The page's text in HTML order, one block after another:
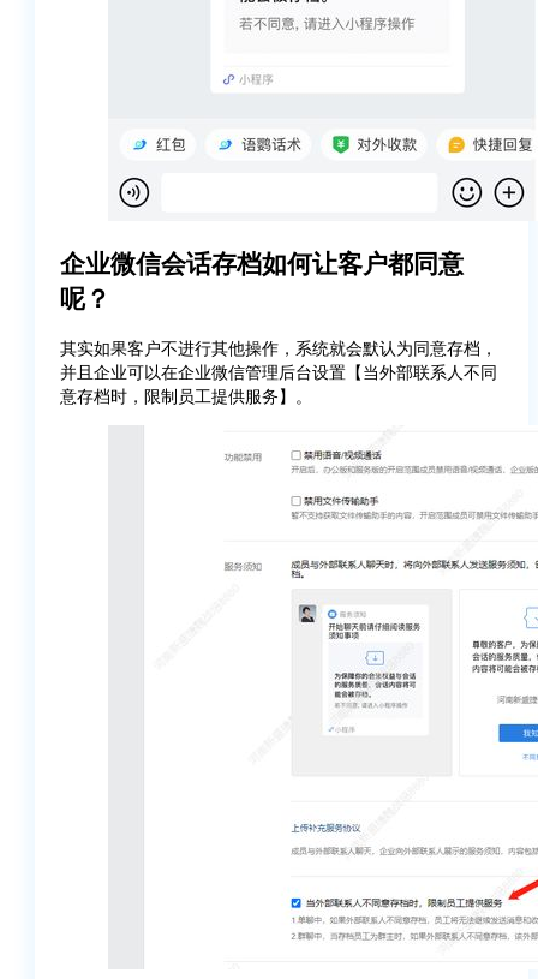
企业微信会话存档如何让客户都同意
呢？
其实如果客户不进行其他操作，系统就会默认为同意存档，
并且企业可以在企业微信管理后台设置【当外部联系人不同
意存档时，限制员工提供服务】。